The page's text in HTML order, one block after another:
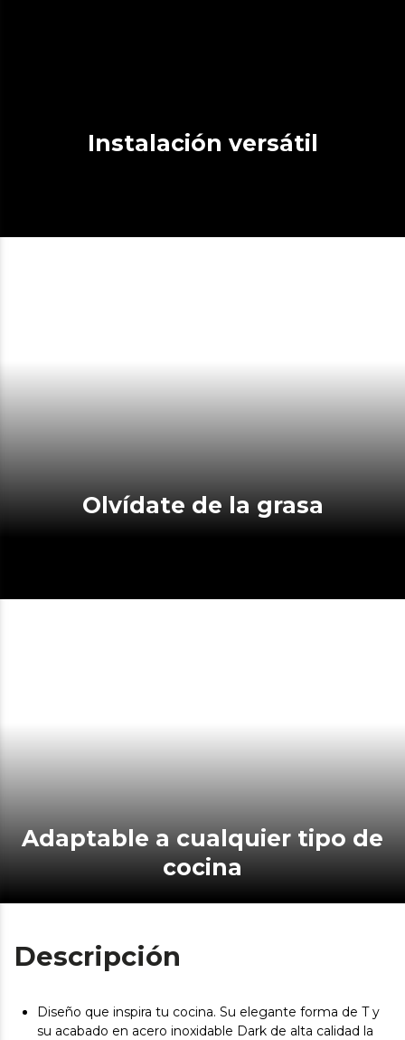
Instalación versátil
Olvídate de la grasa
Adaptable a cualquier tipo de
cocina
Descripción
Diseño que inspira tu cocina. Su elegante forma de T y
su acabado en acero inoxidable Dark de alta calidad la